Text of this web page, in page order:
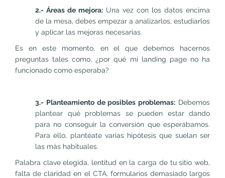
2.- Áreas de mejora: Una vez con los datos encima
de la mesa, debes empezar a analizarlos, estudiarlos
y aplicar las mejoras necesarias.
Es en este momento, en el que debemos hacernos
preguntas tales como, ¿por qué mi landing page no ha
funcionado como esperaba?
3.- Planteamiento de posibles problemas: Debemos
plantear qué problemas se pueden estar dando
para no conseguir la conversión que esperábamos.
Para ello, plantéate varias hipótesis que suelan ser
las más habituales.
Palabra clave elegida, lentitud en la carga de tu sitio web,
falta de claridad en el CTA, formularios demasiado largos